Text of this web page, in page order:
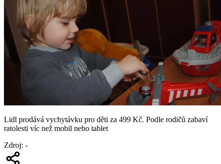
Lidl prodává vychytávku pro děti za 499 Kč. Podle rodičů zabaví
ratolesti víc než mobil nebo tablet
Zdroj: -